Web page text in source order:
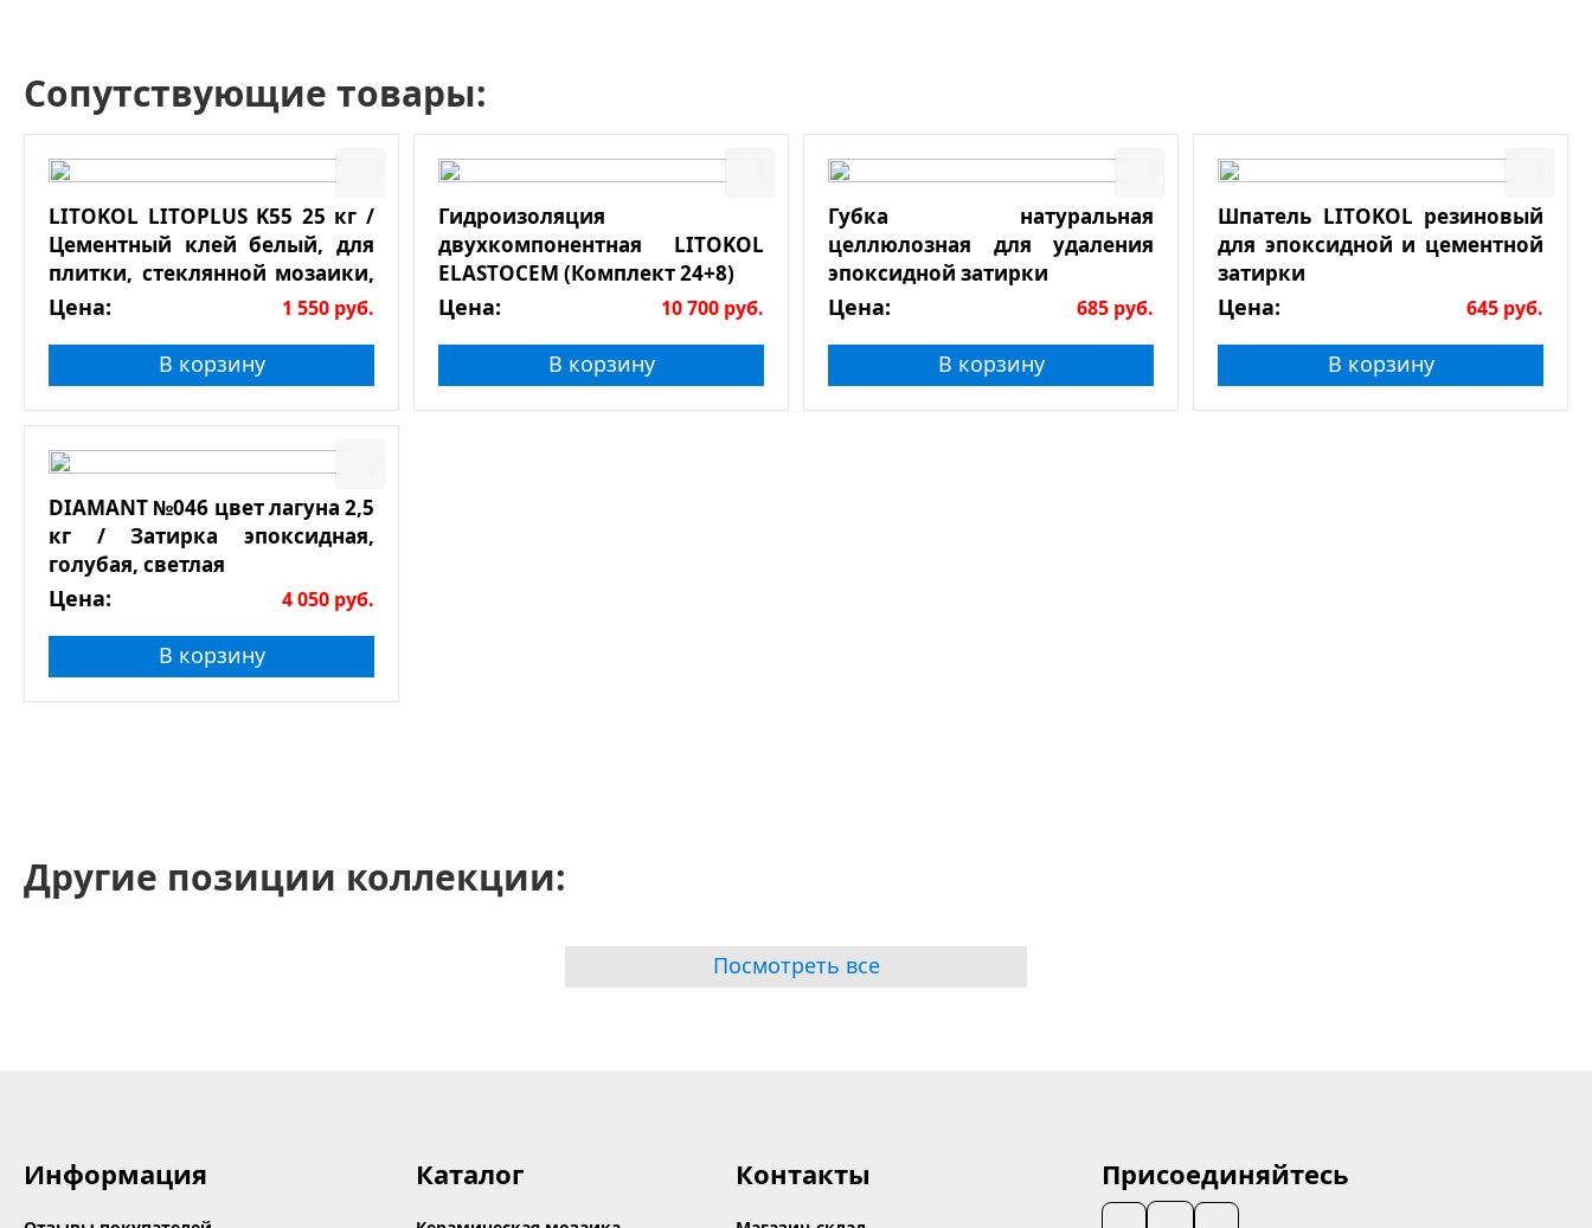
Сопутствующие товары:
LITOKOL LITOPLUS K55 25 кг /
Цементный клей белый, для
плитки, стеклянной мозаики,
натурального камня
Цена: 1 550 руб.
В корзину
Гидроизоляция
двухкомпонентная LITOKOL
ELASTOCEM (Комплект 24+8)
Цена: 10 700 руб.
В корзину
Губка натуральная
целлюлозная для удаления
эпоксидной затирки
Цена: 685 руб.
В корзину
Шпатель LITOKOL резиновый
для эпоксидной и цементной
затирки
Цена: 645 руб.
В корзину
DIAMANT №046 цвет лагуна 2,5
кг / Затирка эпоксидная,
голубая, светлая
Цена: 4 050 руб.
В корзину
Другие позиции коллекции:
Посмотреть все
Информация Каталог Контакты Присоединяйтесь